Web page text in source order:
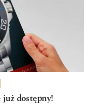
już dostępny!